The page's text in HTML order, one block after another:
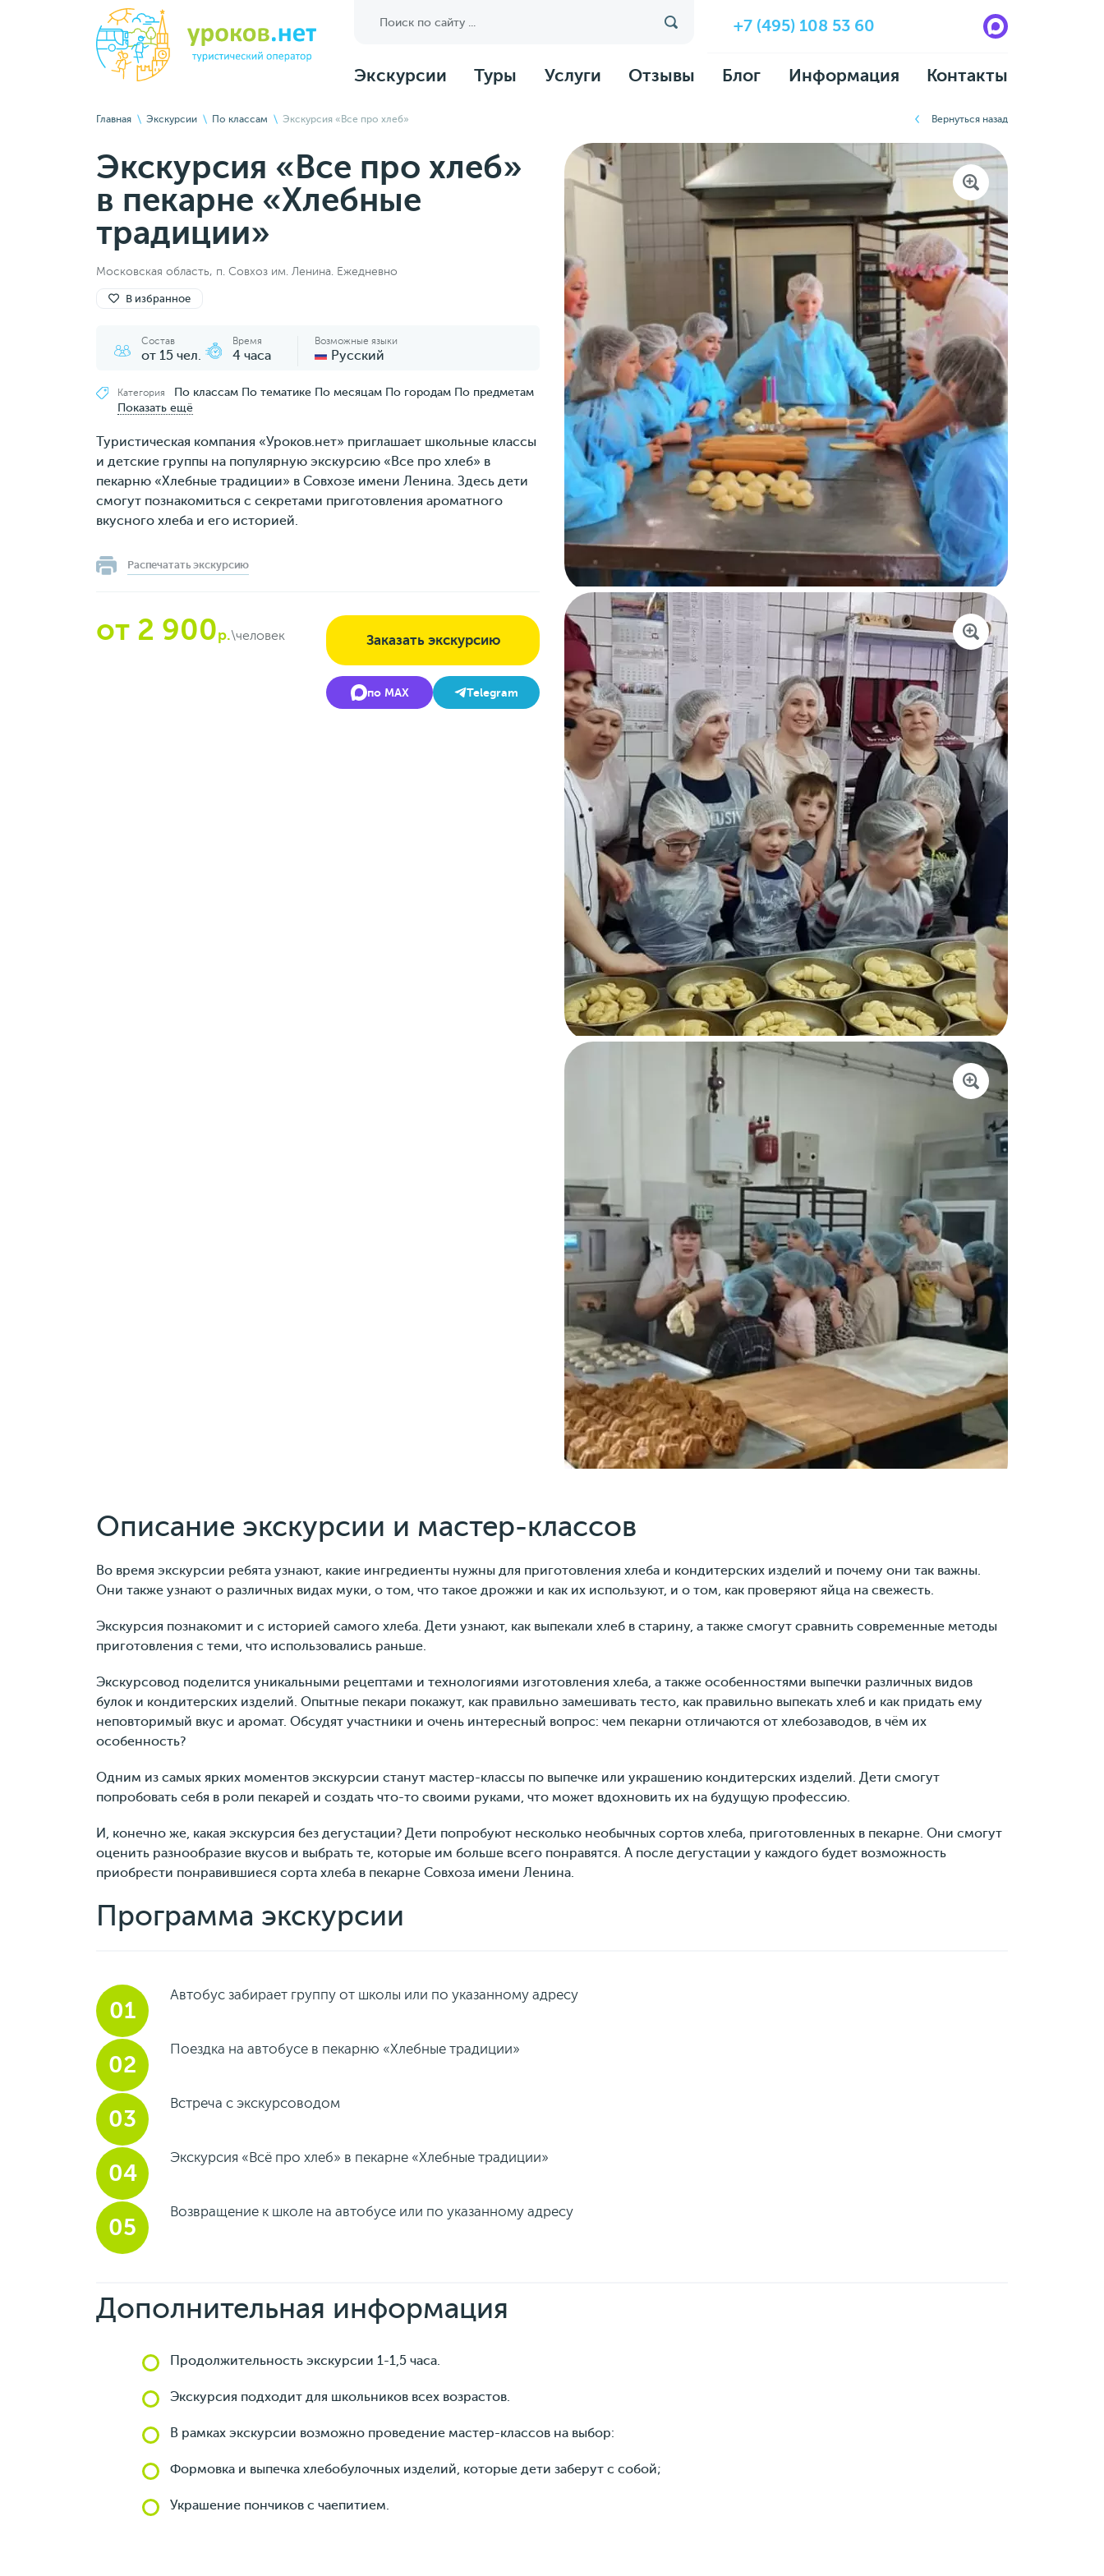
+7 (495) 108 53 60
Экскурсии Туры Услуги Отзывы Блог Информация Контакты
Главная Экскурсии По классам Экскурсия «‎Все про хлеб» Вернуться назад
Экскурсия «‎Все про хлеб»
в пекарне «‎Хлебные
традиции»‎
Московская область, п. Совхоз им. Ленина. Ежедневно
В избранное
Состав
от 15 чел.
Время
4 часа
Возможные языки
Русский
Категория По классам По тематике По месяцам По городам По предметам
Показать ещё
Туристическая компания «Уроков.нет» приглашает школьные классы
и детские группы на популярную экскурсию «‎Все про хлеб» в
пекарню «Хлебные традиции» в Совхозе имени Ленина. Здесь дети
смогут познакомиться с секретами приготовления ароматного
вкусного хлеба и его историей.
Распечатать экскурсию
от 2 900р.\человек Заказать экскурсию
по MAX Telegram
Описание экскурсии и мастер-классов
Во время экскурсии ребята узнают, какие ингредиенты нужны для приготовления хлеба и кондитерских изделий и почему они так важны.
Они также узнают о различных видах муки, о том, что такое дрожжи и как их используют, и о том, как проверяют яйца на свежесть.
Экскурсия познакомит и с историей самого хлеба. Дети узнают, как выпекали хлеб в старину, а также смогут сравнить современные методы
приготовления с теми, что использовались раньше.
Экскурсовод поделится уникальными рецептами и технологиями изготовления хлеба, а также особенностями выпечки различных видов
булок и кондитерских изделий. Опытные пекари покажут, как правильно замешивать тесто, как правильно выпекать хлеб и как придать ему
неповторимый вкус и аромат. Обсудят участники и очень интересный вопрос: чем пекарни отличаются от хлебозаводов, в чём их
особенность?
Одним из самых ярких моментов экскурсии станут мастер-классы по выпечке или украшению кондитерских изделий. Дети смогут
попробовать себя в роли пекарей и создать что-то своими руками, что может вдохновить их на будущую профессию.
И, конечно же, какая экскурсия без дегустации? Дети попробуют несколько необычных сортов хлеба, приготовленных в пекарне. Они смогут
оценить разнообразие вкусов и выбрать те, которые им больше всего понравятся. А после дегустации у каждого будет возможность
приобрести понравившиеся сорта хлеба в пекарне Совхоза имени Ленина.
Программа экскурсии
Автобус забирает группу от школы или по указанному адресу
Поездка на автобусе в пекарню «Хлебные традиции»
Встреча с экскурсоводом
Экскурсия «Всё про хлеб» в пекарне «Хлебные традиции»
Возвращение к школе на автобусе или по указанному адресу
Дополнительная информация
Продолжительность экскурсии 1-1,5 часа.
Экскурсия подходит для школьников всех возрастов.
В рамках экскурсии возможно проведение мастер-классов на выбор:
Формовка и выпечка хлебобулочных изделий, которые дети заберут с собой;
Украшение пончиков с чаепитием.